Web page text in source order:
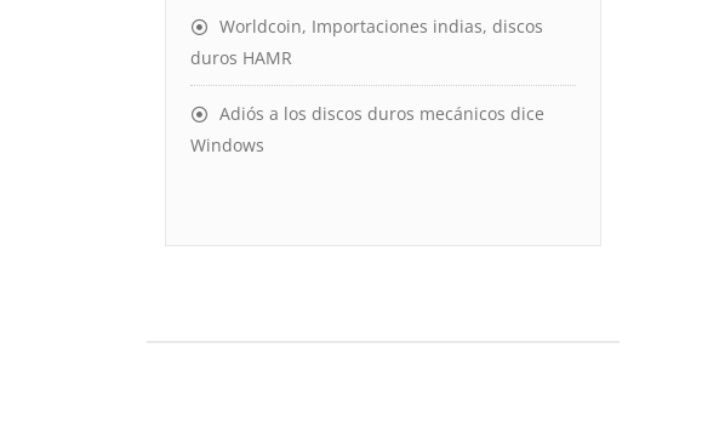
Worldcoin, Importaciones indias, discos
duros HAMR
Adiós a los discos duros mecánicos dice
Windows